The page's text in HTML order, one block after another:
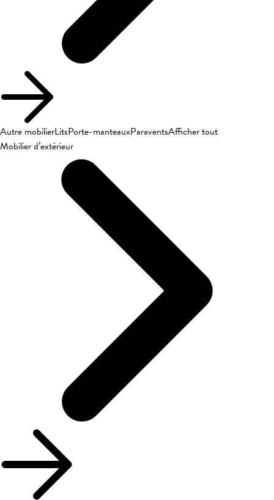
Autre mobilierLitsPorte-manteauxParaventsAfficher tout
Mobilier d’extérieur